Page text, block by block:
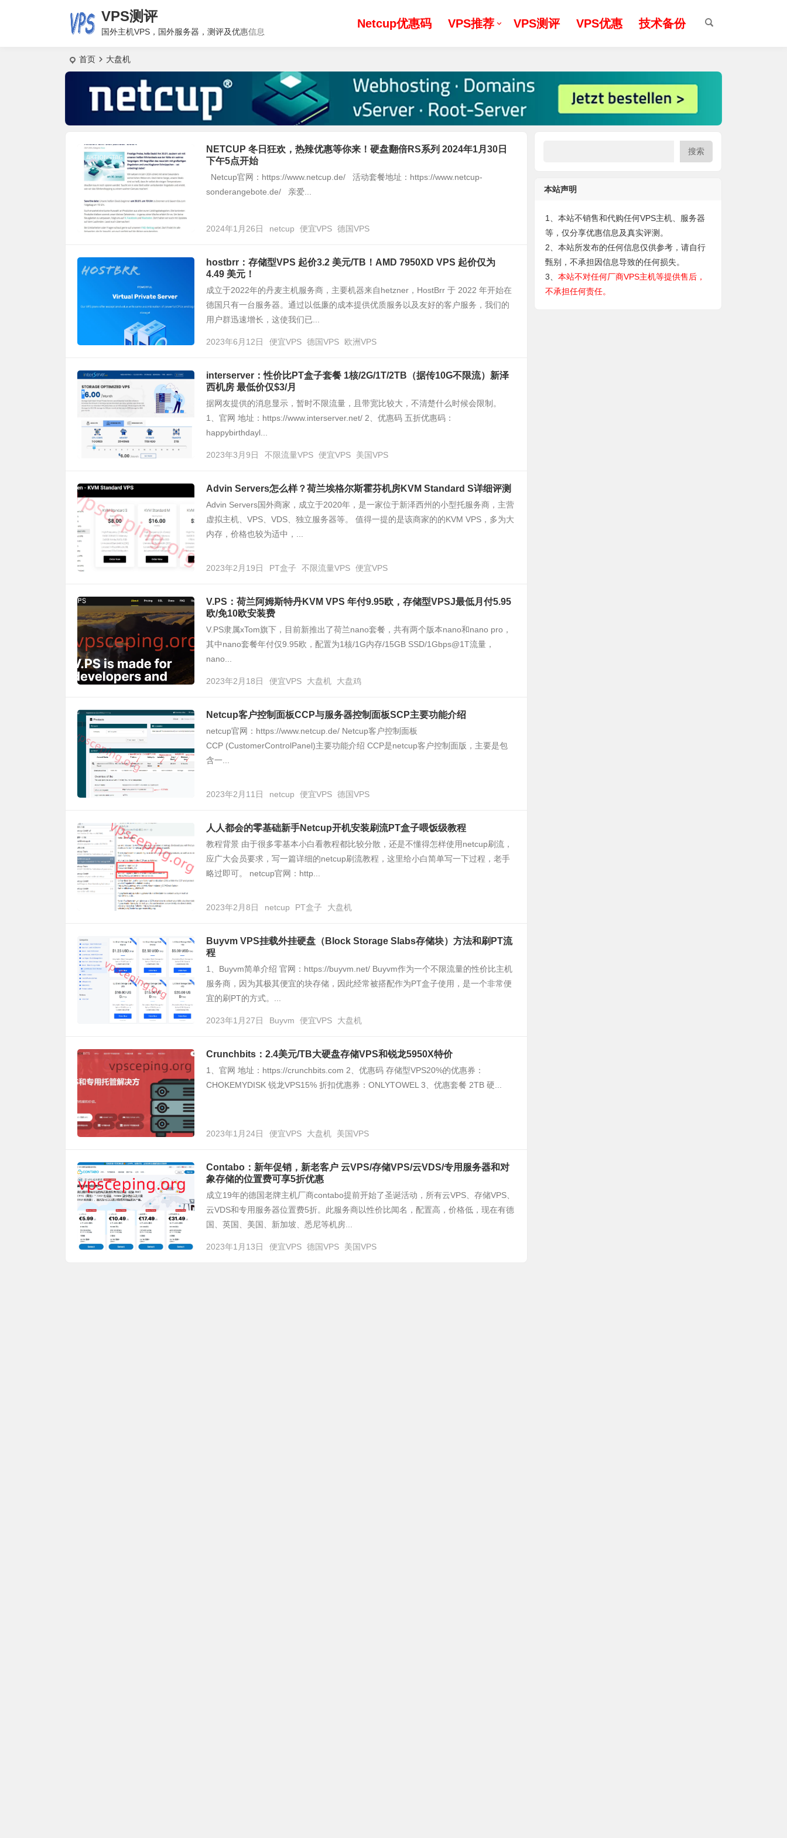
VPS测评
国外主机VPS，国外服务器，测评及优惠信息
Netcup优惠码 VPS推荐 VPS测评 VPS优惠 技术备份
首页 大盘机
NETCUP 冬日狂欢，热辣优惠等你来！硬盘翻倍RS系列 2024年1月30日
下午5点开始
Netcup官网：https://www.netcup.de/ 活动套餐地址：https://www.netcup-
sonderangebote.de/ 亲爱...
2024年1月26日 netcup 便宜VPS 德国VPS
hostbrr：存储型VPS 起价3.2 美元/TB！AMD 7950XD VPS 起价仅为
4.49 美元！
成立于2022年的丹麦主机服务商，主要机器来自hetzner，HostBrr 于 2022 年开始在
德国只有一台服务器。通过以低廉的成本提供优质服务以及友好的客户服务，我们的
用户群迅速增长，这使我们已...
2023年6月12日 便宜VPS 德国VPS 欧洲VPS
interserver：性价比PT盒子套餐 1核/2G/1T/2TB（据传10G不限流）新泽
西机房 最低价仅$3/月
据网友提供的消息显示，暂时不限流量，且带宽比较大，不清楚什么时候会限制。
1、官网 地址：https://www.interserver.net/ 2、优惠码 五折优惠码：
happybirthdayl...
2023年3月9日 不限流量VPS 便宜VPS 美国VPS
Advin Servers怎么样？荷兰埃格尔斯霍芬机房KVM Standard S详细评测
Advin Servers国外商家，成立于2020年，是一家位于新泽西州的小型托服务商，主营
虚拟主机、VPS、VDS、独立服务器等。 值得一提的是该商家的的KVM VPS，多为大
内存，价格也较为适中，...
2023年2月19日 PT盒子 不限流量VPS 便宜VPS
V.PS：荷兰阿姆斯特丹KVM VPS 年付9.95欧，存储型VPSJ最低月付5.95
欧/免10欧安装费
V.PS隶属xTom旗下，目前新推出了荷兰nano套餐，共有两个版本nano和nano pro，
其中nano套餐年付仅9.95欧，配置为1核/1G内存/15GB SSD/1Gbps@1T流量，
nano...
2023年2月18日 便宜VPS 大盘机 大盘鸡
Netcup客户控制面板CCP与服务器控制面板SCP主要功能介绍
netcup官网：https://www.netcup.de/ Netcup客户控制面板
CCP (CustomerControlPanel)主要功能介绍 CCP是netcup客户控制面版，主要是包
含一...
2023年2月11日 netcup 便宜VPS 德国VPS
人人都会的零基础新手Netcup开机安装刷流PT盒子喂饭级教程
教程背景 由于很多零基本小白看教程都比较分散，还是不懂得怎样使用netcup刷流，
应广大会员要求，写一篇详细的netcup刷流教程，这里给小白简单写一下过程，老手
略过即可。 netcup官网：http...
2023年2月8日 netcup PT盒子 大盘机
Buyvm VPS挂载外挂硬盘（Block Storage Slabs存储块）方法和刷PT流
程
1、Buyvm简单介绍 官网：https://buyvm.net/ Buyvm作为一个不限流量的性价比主机
服务商，因为其极其便宜的块存储，因此经常被搭配作为PT盒子使用，是一个非常便
宜的刷PT的方式。...
2023年1月27日 Buyvm 便宜VPS 大盘机
Crunchbits：2.4美元/TB大硬盘存储VPS和锐龙5950X特价
1、官网 地址：https://crunchbits.com 2、优惠码 存储型VPS20%的优惠券：
CHOKEMYDISK 锐龙VPS15% 折扣优惠券：ONLYTOWEL 3、优惠套餐 2TB 硬...
2023年1月24日 便宜VPS 大盘机 美国VPS
Contabo：新年促销，新老客户 云VPS/存储VPS/云VDS/专用服务器和对
象存储的位置费可享5折优惠
成立19年的德国老牌主机厂商contabo提前开始了圣诞活动，所有云VPS、存储VPS、
云VDS和专用服务器位置费5折。此服务商以性价比闻名，配置高，价格低，现在有德
国、英国、美国、新加坡、悉尼等机房...
2023年1月13日 便宜VPS 德国VPS 美国VPS
搜索
本站声明
1、本站不销售和代购任何VPS主机、服务器
等，仅分享优惠信息及真实评测。
2、本站所发布的任何信息仅供参考，请自行
甄别，不承担因信息导致的任何损失。
3、本站不对任何厂商VPS主机等提供售后，
不承担任何责任。